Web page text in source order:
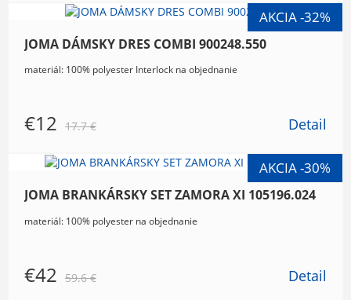
JOMA DÁMSKY DRES COMBI 900248.550
materiál: 100% polyester Interlock na objednanie
€12 17.7 € Detail
JOMA BRANKÁRSKY SET ZAMORA XI 105196.024
materiál: 100% polyester na objednanie
€42 59.6 € Detail